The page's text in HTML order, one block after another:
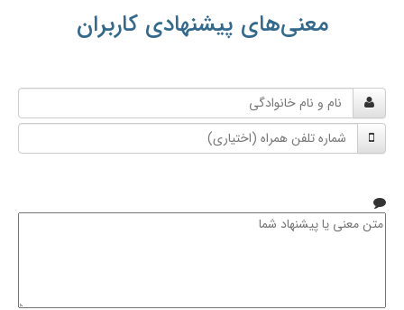
معنی‌های پیشنهادی کاربران
و
نام
خانوادگی
شماره
تلفن
متن